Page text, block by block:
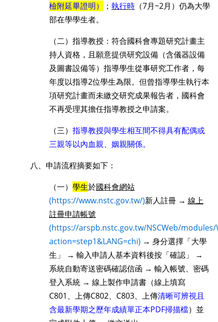
檢附延畢證明）
； 執行時（7月~2月）仍為大學
部在學學生者。
（二）指導教授：符合國科會專題研究計畫主
持人資格，且願意提供研究設備（含儀器設備
及圖書設備等）指導學生從事研究工作者，每
年度以指導2位學生為限。但曾指導學生執行本
項研究計畫而未繳交研究成果報告者，國科會
不再受理其擔任指導教授之申請案。
（三） 指導教授與學生相互間不得具有配偶或
三親等以內血親、姻親關係。
八、 申請流程摘要如下：
（一） 學生於國科會網站
(https://www.nstc.gov.tw/)新人註冊 → 線上
註冊申請帳號
(https://arspb.nstc.gov.tw/NSCWeb/modules/
action=step1&LANG=chi) → 身分選擇「大學
生」 → 輸入申請人基本資料後按「確認」 →
系統自動寄送密碼確認信函 → 輸入帳號、密碼
登入系統 → 線上製作申請書（線上填寫
C801 、上傳C802、 C803、上傳清晰可辨視且
含最新學期之歷年成績單正本PDF掃描檔）並